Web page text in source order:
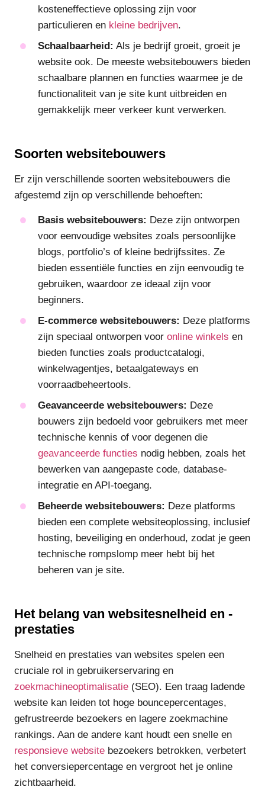
kosteneffectieve oplossing zijn voor
particulieren en kleine bedrijven.
Schaalbaarheid: Als je bedrijf groeit, groeit je
website ook. De meeste websitebouwers bieden
schaalbare plannen en functies waarmee je de
functionaliteit van je site kunt uitbreiden en
gemakkelijk meer verkeer kunt verwerken.
Soorten websitebouwers
Er zijn verschillende soorten websitebouwers die
afgestemd zijn op verschillende behoeften:
Basis websitebouwers: Deze zijn ontworpen
voor eenvoudige websites zoals persoonlijke
blogs, portfolio’s of kleine bedrijfssites. Ze
bieden essentiële functies en zijn eenvoudig te
gebruiken, waardoor ze ideaal zijn voor
beginners.
E-commerce websitebouwers: Deze platforms
zijn speciaal ontworpen voor online winkels en
bieden functies zoals productcatalogi,
winkelwagentjes, betaalgateways en
voorraadbeheertools.
Geavanceerde websitebouwers: Deze
bouwers zijn bedoeld voor gebruikers met meer
technische kennis of voor degenen die
geavanceerde functies nodig hebben, zoals het
bewerken van aangepaste code, database-
integratie en API-toegang.
Beheerde websitebouwers: Deze platforms
bieden een complete websiteoplossing, inclusief
hosting, beveiliging en onderhoud, zodat je geen
technische rompslomp meer hebt bij het
beheren van je site.
Het belang van websitesnelheid en -
prestaties
Snelheid en prestaties van websites spelen een
cruciale rol in gebruikerservaring en
zoekmachineoptimalisatie (SEO). Een traag ladende
website kan leiden tot hoge bouncepercentages,
gefrustreerde bezoekers en lagere zoekmachine
rankings. Aan de andere kant houdt een snelle en
responsieve website bezoekers betrokken, verbetert
het conversiepercentage en vergroot het je online
zichtbaarheid.